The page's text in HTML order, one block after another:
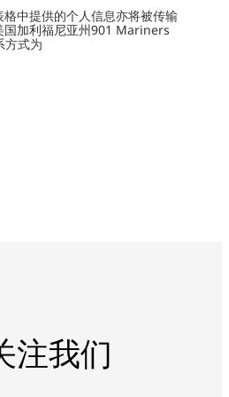
中提供的个人信息亦将被传输
加利福尼亚州901 Mariners
式为
注我们